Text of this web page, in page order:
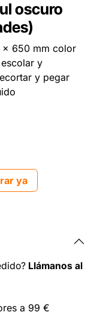
oscuro
x 650 mm color
y
y pegar
ya
Llámanos al
a 99 €